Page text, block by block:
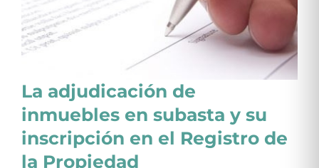
La adjudicación de
inmuebles en subasta y su
inscripción en el Registro de
la Propiedad